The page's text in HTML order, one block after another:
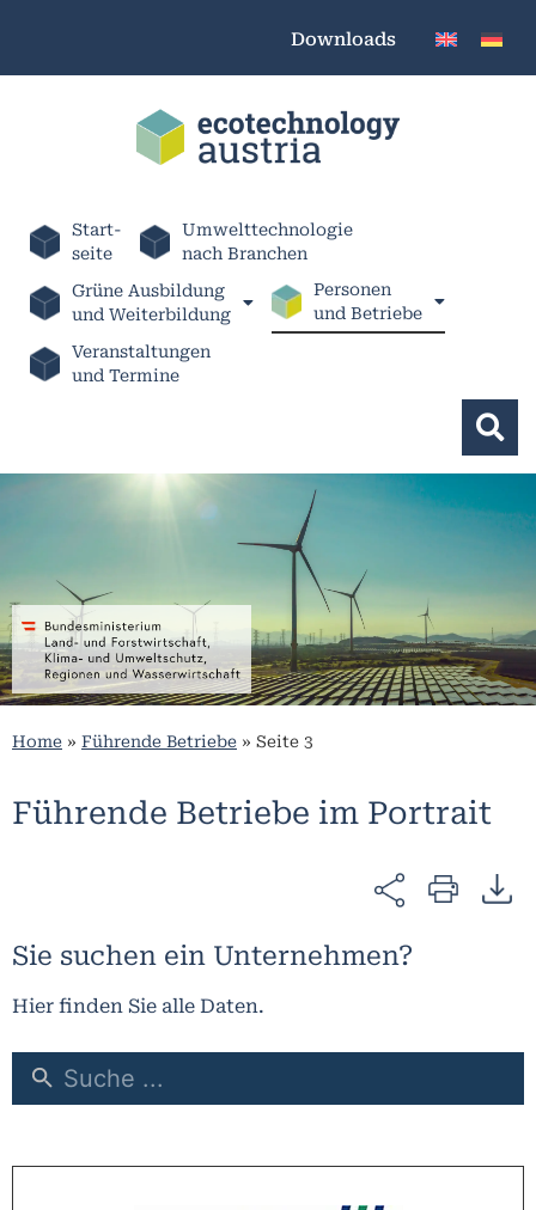
Downloads
Start-
seite
Umwelttechnologie
nach Branchen
Grüne Ausbildung
und Weiterbildung
Personen
und Betriebe
Veranstaltungen
und Termine
Home » Führende Betriebe » Seite 3
Führende Betriebe im Portrait​
Sie suchen ein Unternehmen?
Hier finden Sie alle Daten.